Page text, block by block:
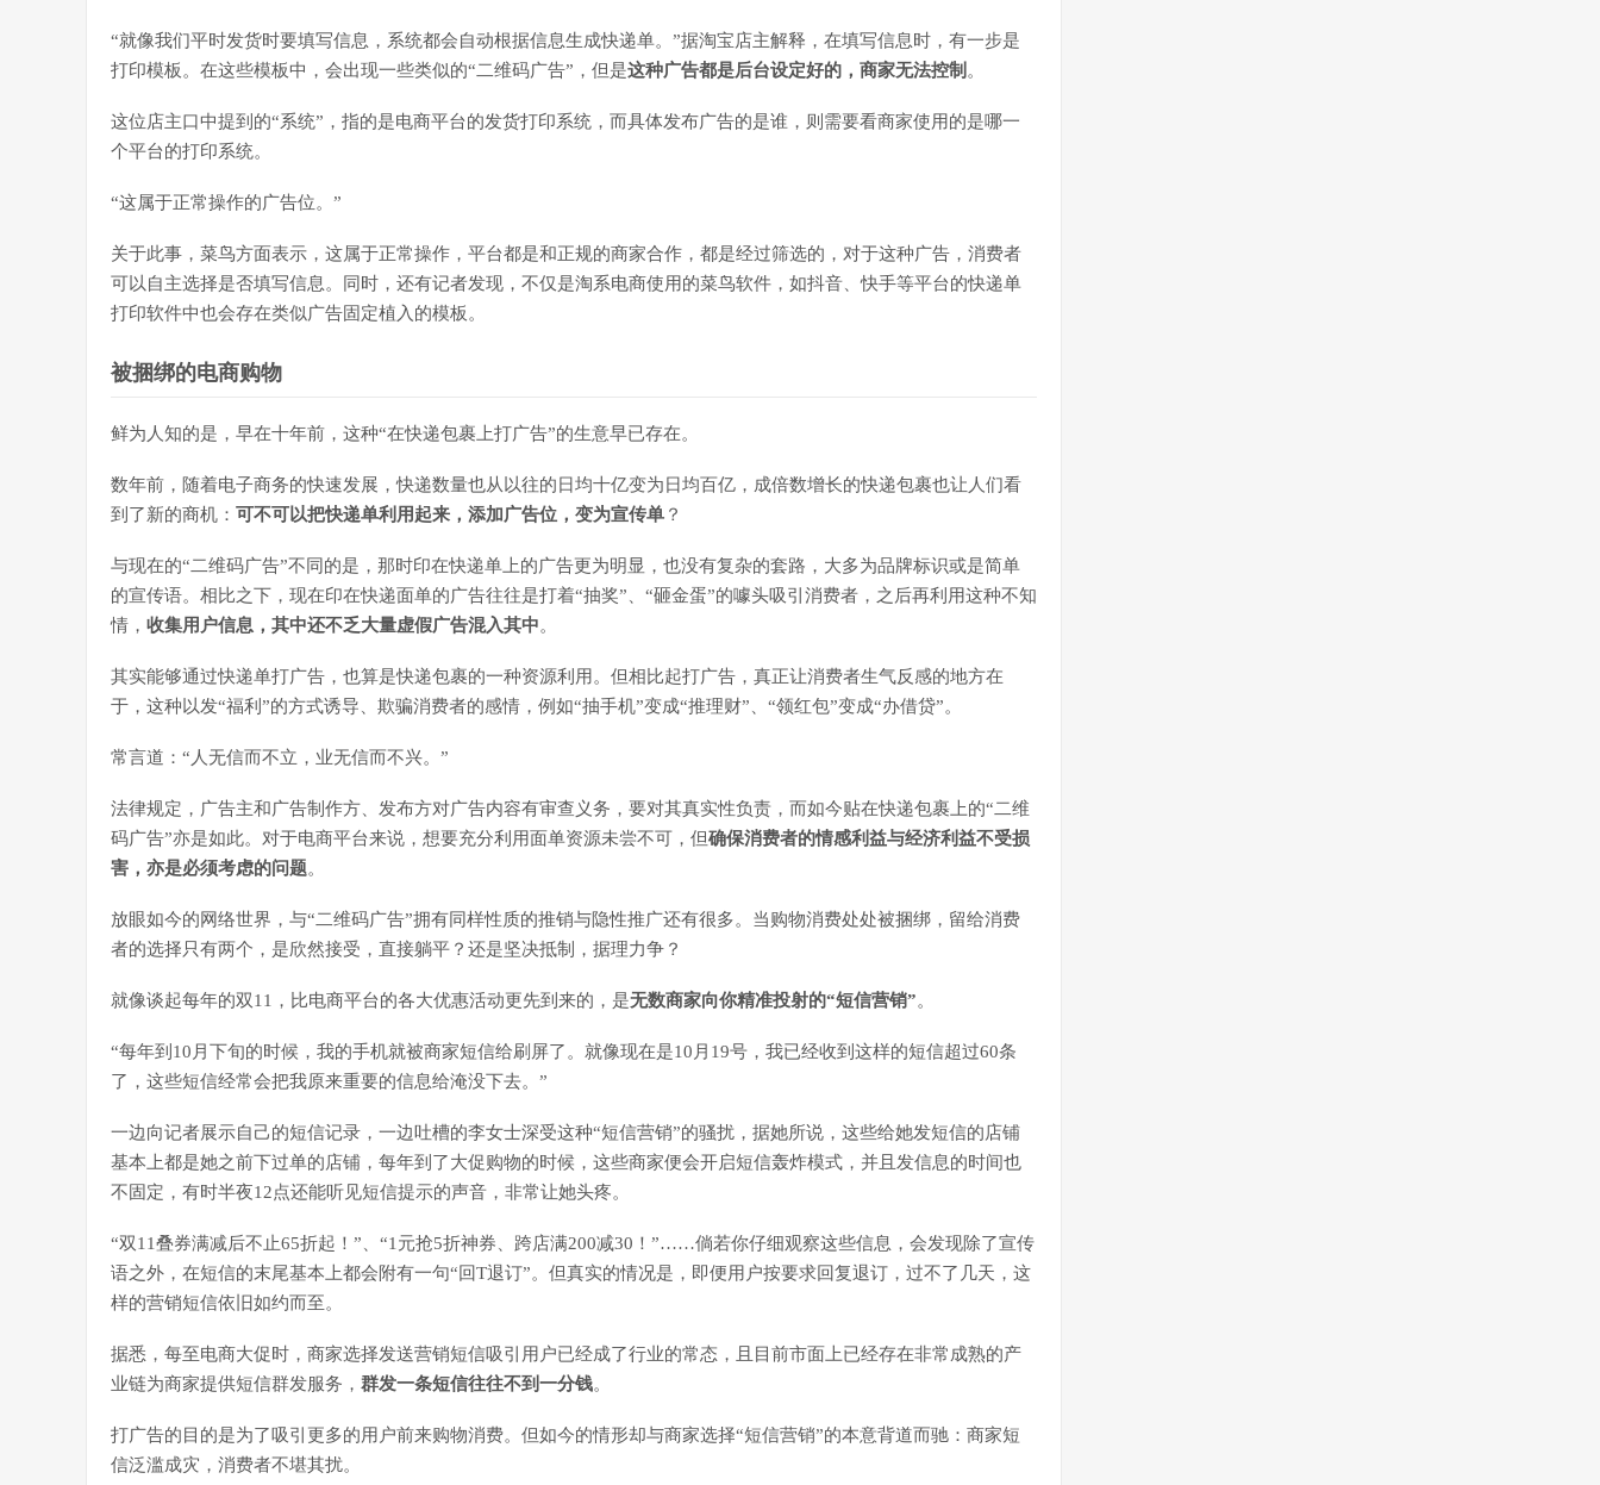
“就像我们平时发货时要填写信息，系统都会自动根据信息生成快递单。”据淘宝店主解释，在填写信息时，有一步是
打印模板。在这些模板中，会出现一些类似的“二维码广告”，但是这种广告都是后台设定好的，商家无法控制 。
这位店主口中提到的“系统”，指的是电商平台的发货打印系统，而具体发布广告的是谁，则需要看商家使用的是哪一
个平台的打印系统。
“这属于正常操作的广告位。”
关于此事，菜鸟方面表示，这属于正常操作，平台都是和正规的商家合作，都是经过筛选的，对于这种广告，消费者
可以自主选择是否填写信息。同时，还有记者发现，不仅是淘系电商使用的菜鸟软件，如抖音、快手等平台的快递单
打印软件中也会存在类似广告固定植入的模板。
被捆绑的电商购物
鲜为人知的是，早在十年前，这种“在快递包裹上打广告”的生意早已存在。
数年前，随着电子商务的快速发展，快递数量也从以往的日均十亿变为日均百亿，成倍数增长的快递包裹也让人们看
到了新的商机： 可不可以把快递单利用起来，添加广告位，变为宣传单 ？
与现在的“二维码广告”不同的是，那时印在快递单上的广告更为明显，也没有复杂的套路，大多为品牌标识或是简单
的宣传语。相比之下，现在印在快递面单的广告往往是打着“抽奖”、“砸金蛋”的噱头吸引消费者，之后再利用这种不知
情， 收集用户信息，其中还不乏大量虚假广告混入其中。
其实能够通过快递单打广告，也算是快递包裹的一种资源利用。但相比起打广告，真正让消费者生气反感的地方在
于，这种以发“福利”的方式诱导、欺骗消费者的感情，例如“抽手机”变成“推理财”、“领红包”变成“办借贷”。
常言道：“人无信而不立，业无信而不兴。”
法律规定，广告主和广告制作方、发布方对广告内容有审查义务，要对其真实性负责，而如今贴在快递包裹上的“二维
码广告”亦是如此。对于电商平台来说，想要充分利用面单资源未尝不可，但确保消费者的情感利益与经济利益不受损
害，亦是必须考虑的问题。
放眼如今的网络世界，与“二维码广告”拥有同样性质的推销与隐性推广还有很多。当购物消费处处被捆绑，留给消费
者的选择只有两个，是欣然接受，直接躺平？还是坚决抵制，据理力争？
就像谈起每年的双11，比电商平台的各大优惠活动更先到来的，是无数商家向你精准投射的“短信营销”。
“每年到10月下旬的时候，我的手机就被商家短信给刷屏了。就像现在是10月19号，我已经收到这样的短信超过60条
了，这些短信经常会把我原来重要的信息给淹没下去。”
一边向记者展示自己的短信记录，一边吐槽的李女士深受这种“短信营销”的骚扰，据她所说，这些给她发短信的店铺
基本上都是她之前下过单的店铺，每年到了大促购物的时候，这些商家便会开启短信轰炸模式，并且发信息的时间也
不固定，有时半夜12点还能听见短信提示的声音，非常让她头疼。
“双11叠券满减后不止65折起！”、“1元抢5折神券、跨店满200减30！”……倘若你仔细观察这些信息，会发现除了宣传
语之外，在短信的末尾基本上都会附有一句“回T退订”。但真实的情况是，即便用户按要求回复退订，过不了几天，这
样的营销短信依旧如约而至。
据悉，每至电商大促时，商家选择发送营销短信吸引用户已经成了行业的常态，且目前市面上已经存在非常成熟的产
业链为商家提供短信群发服务， 群发一条短信往往不到一分钱。
打广告的目的是为了吸引更多的用户前来购物消费。但如今的情形却与商家选择“短信营销”的本意背道而驰：商家短
信泛滥成灾，消费者不堪其扰。